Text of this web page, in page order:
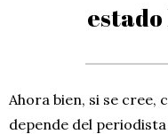
Ahora bien, si se cree,
depende del